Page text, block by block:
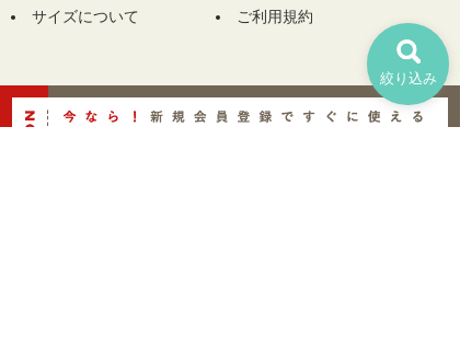
絞り込み
サイズについて
ご利用規約